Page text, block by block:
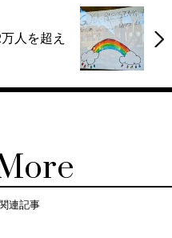
人を超え
連記事